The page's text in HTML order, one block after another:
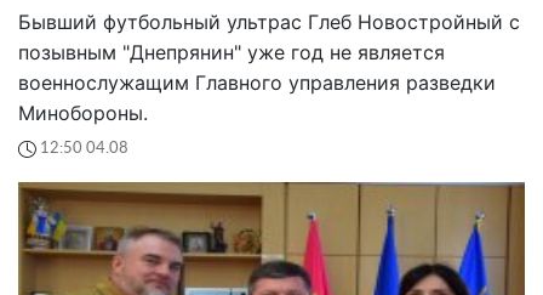
Бывший футбольный ультрас Глеб Новостройный с
позывным "Днепрянин" уже год не является
военнослужащим Главного управления разведки
Минобороны.
12:50 04.08